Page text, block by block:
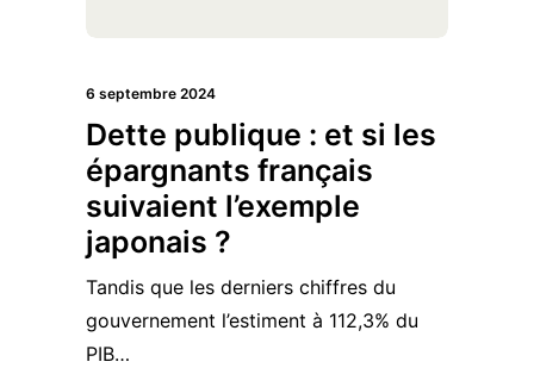
6 septembre 2024
Dette publique : et si les
épargnants français
suivaient l’exemple
japonais ?
Tandis que les derniers chiffres du
gouvernement l’estiment à 112,3% du
PIB…